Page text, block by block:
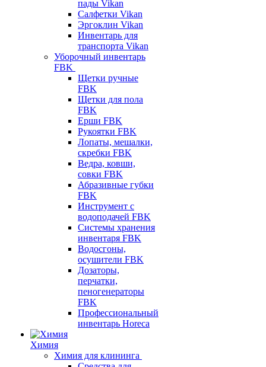
пады Vikan
Салфетки Vikan
Эргоклин Vikan
Инвентарь для
транспорта Vikan
Уборочный инвентарь
FBK
Щетки ручные
FBK
Щетки для пола
FBK
Ерши FBK
Рукоятки FBK
Лопаты, мешалки,
скребки FBK
Ведра, ковши,
совки FBK
Абразивные губки
FBK
Инструмент с
водоподачей FBK
Системы хранения
инвентаря FBK
Водосгоны,
осушители FBK
Дозаторы,
перчатки,
пеногенераторы
FBK
Профессиональный
инвентарь Horeca
Химия
Химия для клининга